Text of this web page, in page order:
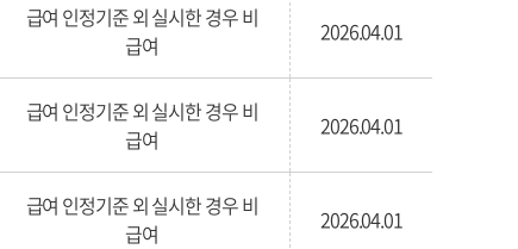
급여 인정기준 외 실시한 경우 비
급여
2026.04.01
급여 인정기준 외 실시한 경우 비
급여
2026.04.01
급여 인정기준 외 실시한 경우 비
급여
2026.04.01